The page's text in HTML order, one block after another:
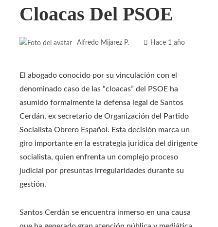
Cloacas Del PSOE
Alfredo Mijarez P. Hace 1 año
El abogado conocido por su vinculación con el
denominado caso de las “cloacas” del PSOE ha
asumido formalmente la defensa legal de Santos
Cerdán, ex secretario de Organización del Partido
Socialista Obrero Español. Esta decisión marca un
giro importante en la estrategia jurídica del dirigente
socialista, quien enfrenta un complejo proceso
judicial por presuntas irregularidades durante su
gestión.
Santos Cerdán se encuentra inmerso en una causa